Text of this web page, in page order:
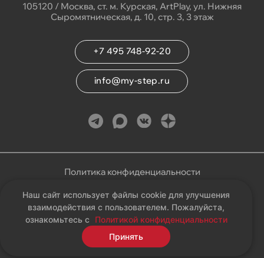
105120 / Москва, ст. м. Курская, ArtPlay, ул. Нижняя
Сыромятническая, д. 10, стр. 3, 3 этаж
+7 495 748-92-20
info@my-step.ru
Политика конфиденциальности
Соглашение на обработку персональных данных
Карта сайта
Наш сайт использует файлы cookie для улучшения
взаимодействия с пользователем. Пожалуйста,
ознакомьтесь с
Политикой конфиденциальности
Принять